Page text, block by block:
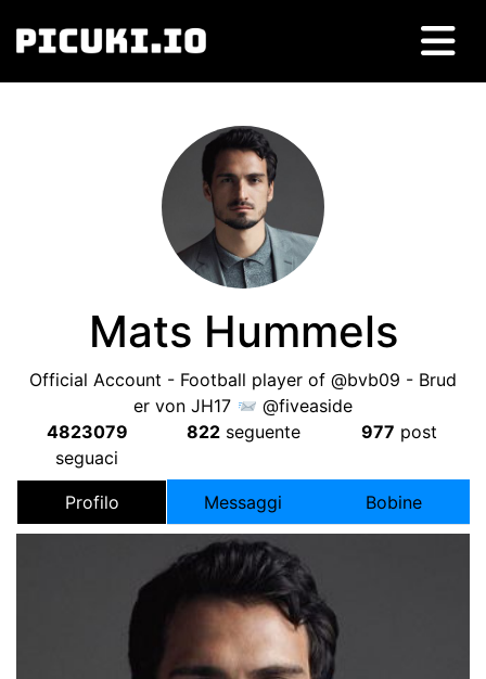
Mats Hummels
Official Account - Football player of @bvb09 - Brud
er von JH17
@fiveaside
4823079
seguaci
822seguente 977 post
Profilo Messaggi Bobine